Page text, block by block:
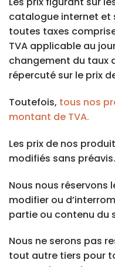
catalogue internet et
toutes taxes
TVA applicable au
changement du taux
répercuté sur le prix
Toutefois, tous nos
montant de TVA.
Les prix de nos
modifiés sans préavis.
Nous nous
modifier ou
partie ou contenu du
Nous ne serons pas
tout autre tiers pour